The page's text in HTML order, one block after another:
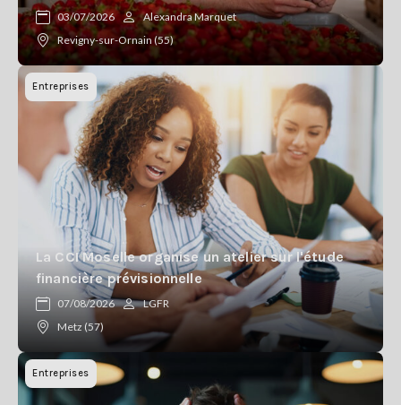
03/07/2026
Alexandra Marquet
Revigny-sur-Ornain (55)
Entreprises
La CCI Moselle organise un atelier sur l'étude
financière prévisionnelle
07/08/2026
LGFR
Metz (57)
Entreprises